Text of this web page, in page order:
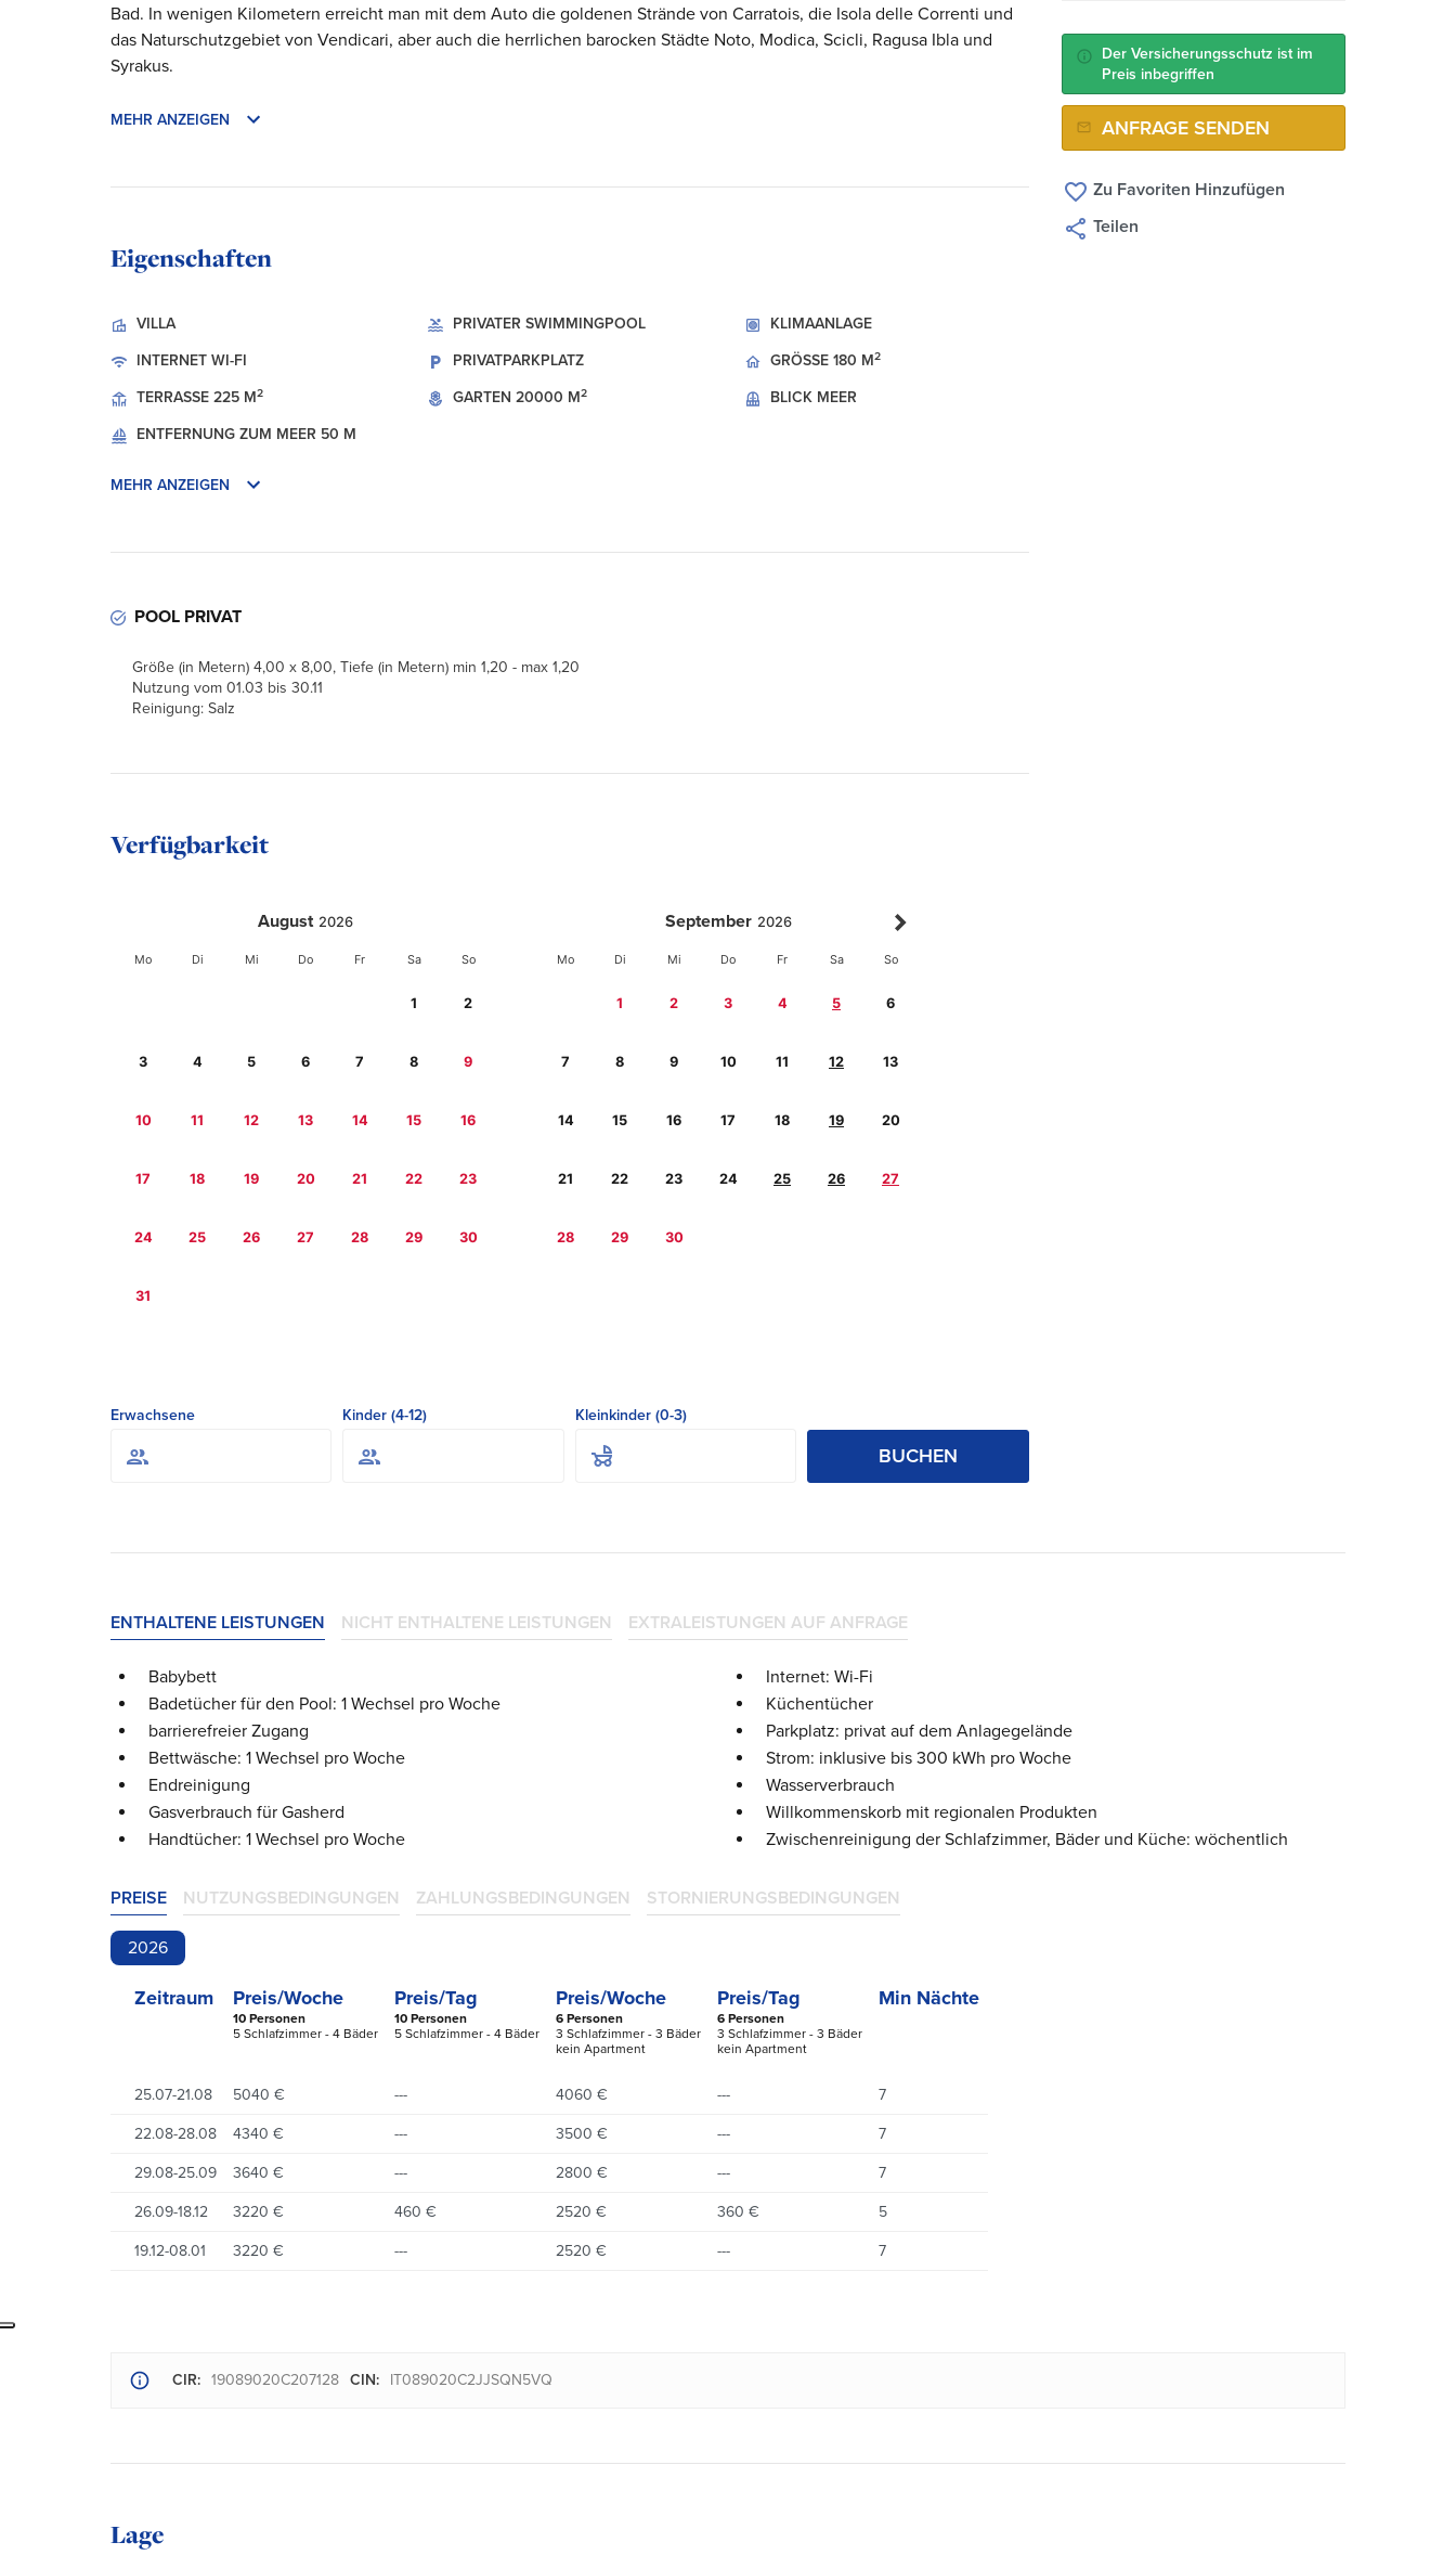
Bad. In wenigen Kilometern erreicht man mit dem Auto die goldenen Strände von Carratois, die Isola delle Correnti und
das Naturschutzgebiet von Vendicari, aber auch die herrlichen barocken Städte Noto, Modica, Scicli, Ragusa Ibla und
Syrakus.
MEHR ANZEIGEN
Eigenschaften
VILLA PRIVATER SWIMMINGPOOL
KLIMAANLAGE
INTERNET WI-FI PRIVATPARKPLATZ GRÖSSE 180 M2
TERRASSE 225 M2 GARTEN 20000 M2 BLICK MEER
ENTFERNUNG ZUM MEER 50 M
MEHR ANZEIGEN
POOL PRIVAT
Größe (in Metern) 4,00 x 8,00, Tiefe (in Metern) min 1,20 - max 1,20
Nutzung vom 01.03 bis 30.11
Reinigung: Salz
Verfügbarkeit
August 2026
Mo Di Mi Do Fr Sa So
1 2
3 4 5 6 7 8 9
10 11 12 13 14 15 16
17 18 19 20 21 22 23
24 25 26 27 28 29 30
31
September 2026
Mo Di Mi Do Fr Sa So
1 2 3 4 5 6
7 8 9 10 11 12 13
14 15 16 17 18 19 20
21 22 23 24 25 26 27
28 29 30
Erwachsene Kinder (4-12) Kleinkinder (0-3)
BUCHEN
Der Versicherungsschutz ist im
Preis inbegriffen
ANFRAGE SENDEN
Zu Favoriten Hinzufügen
Teilen
ENTHALTENE LEISTUNGEN NICHT ENTHALTENE LEISTUNGEN EXTRALEISTUNGEN AUF ANFRAGE
Babybett
Badetücher für den Pool: 1 Wechsel pro Woche
barrierefreier Zugang
Bettwäsche: 1 Wechsel pro Woche
Endreinigung
Gasverbrauch für Gasherd
Handtücher: 1 Wechsel pro Woche
Internet: Wi-Fi
Küchentücher
Parkplatz: privat auf dem Anlagegelände
Strom: inklusive bis 300 kWh pro Woche
Wasserverbrauch
Willkommenskorb mit regionalen Produkten
Zwischenreinigung der Schlafzimmer, Bäder und Küche: wöchentlich
PREISE NUTZUNGSBEDINGUNGEN ZAHLUNGSBEDINGUNGEN STORNIERUNGSBEDINGUNGEN
2026
Zeitraum Preis/Woche
10 Personen
5 Schlafzimmer - 4 Bäder
Preis/Tag
10 Personen
5 Schlafzimmer - 4 Bäder
Preis/Woche
6 Personen
3 Schlafzimmer - 3 Bäder
kein Apartment
Preis/Tag
6 Personen
3 Schlafzimmer - 3 Bäder
kein Apartment
Min Nächte
25.07-21.08 5040 € --- 4060 € --- 7
22.08-28.08 4340 € --- 3500 € --- 7
29.08-25.09 3640 € --- 2800 € --- 7
26.09-18.12 3220 € 460 € 2520 € 360 € 5
19.12-08.01 3220 € --- 2520 € --- 7
CIR: 19089020C207128 CIN: IT089020C2JJSQN5VQ
Lage